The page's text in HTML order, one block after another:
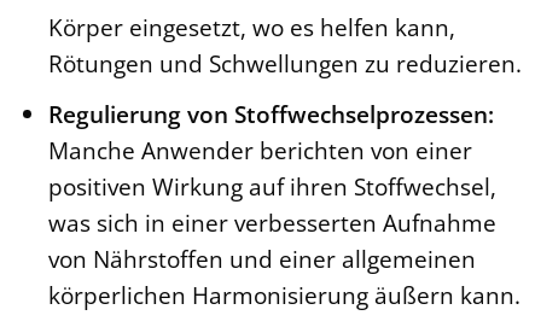
Körper eingesetzt, wo es helfen kann,
Rötungen und Schwellungen zu reduzieren.
Regulierung von Stoffwechselprozessen:
Manche Anwender berichten von einer
positiven Wirkung auf ihren Stoffwechsel,
was sich in einer verbesserten Aufnahme
von Nährstoffen und einer allgemeinen
körperlichen Harmonisierung äußern kann.